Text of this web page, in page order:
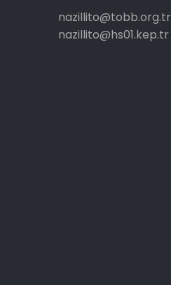
nazillito@tobb.org.tr
nazillito@hs01.kep.tr